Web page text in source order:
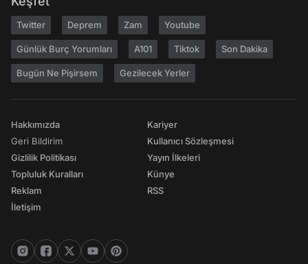
Twitter Deprem Zam Youtube
Günlük Burç Yorumları A101 Tiktok Son Dakika
Bugün Ne Pişirsem Gezilecek Yerler
Hakkımızda
Geri Bildirim
Gizlilik Politikası
Topluluk Kuralları
Reklam
İletişim
Kariyer
Kullanıcı Sözleşmesi
Yayın İlkeleri
Künye
RSS